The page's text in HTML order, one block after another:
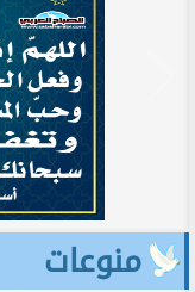
منوعات